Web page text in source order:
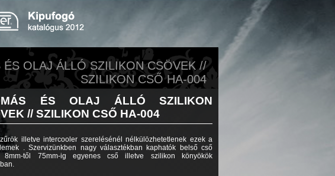
OLAJ ÁLLÓ SZILIKON CSÖVEK //
SZILIKON CSŐ HA-004
ÉS OLAJ ÁLLÓ SZILIKON
//SZILIKON CSŐ HA-004
illetve intercooler szerelésénél nélkülözhetetlenek ezek a
. Szervizünkben nagy választékban kaphatók belső cső
8mm-től 75mm-ig egyenes cső illetve szilikon könyökök